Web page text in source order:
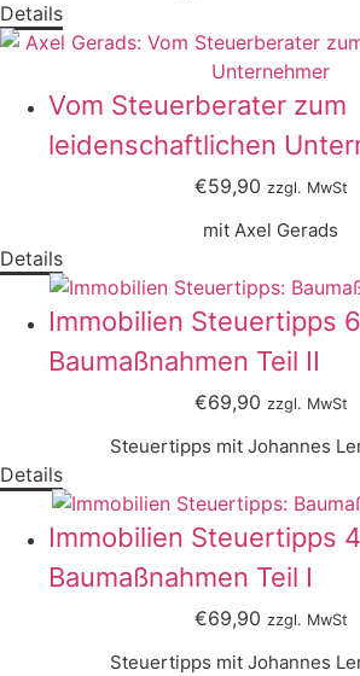
Details
Vom Steuerberater zum
leidenschaftlichen
€59,90 zzgl. MwSt
mit Axel Gerads
Details
Immobilien Steuertipps
Baumaßnahmen Teil II
€69,90 zzgl. MwSt
Steuertipps mit Johannes
Details
Immobilien Steuertipps
Baumaßnahmen Teil I
€69,90 zzgl. MwSt
Steuertipps mit Johannes